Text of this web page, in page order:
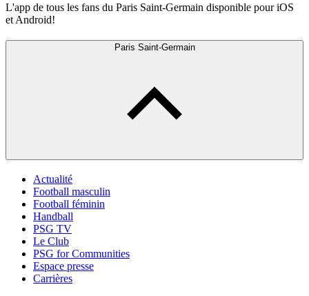
L'app de tous les fans du Paris Saint-Germain disponible pour iOS
et Android!
Paris Saint-Germain
Actualité
Football masculin
Football féminin
Handball
PSG TV
Le Club
PSG for Communities
Espace presse
Carrières